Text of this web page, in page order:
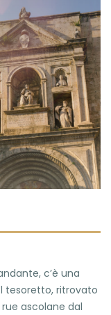
c’è una
tesoretto, ritrovato
ascolane dal